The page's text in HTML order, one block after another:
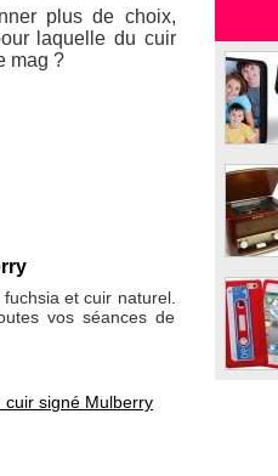
plus de choix,
laquelle du cuir
mag ?
et cuir naturel.
vos séances de
signé Mulberry